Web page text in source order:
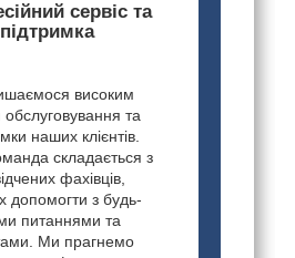
сервіс та
підтримка
високим
обслуговування та
наших клієнтів.
складається з
фахівців,
допомогти з будь-
питаннями та
Ми прагнемо